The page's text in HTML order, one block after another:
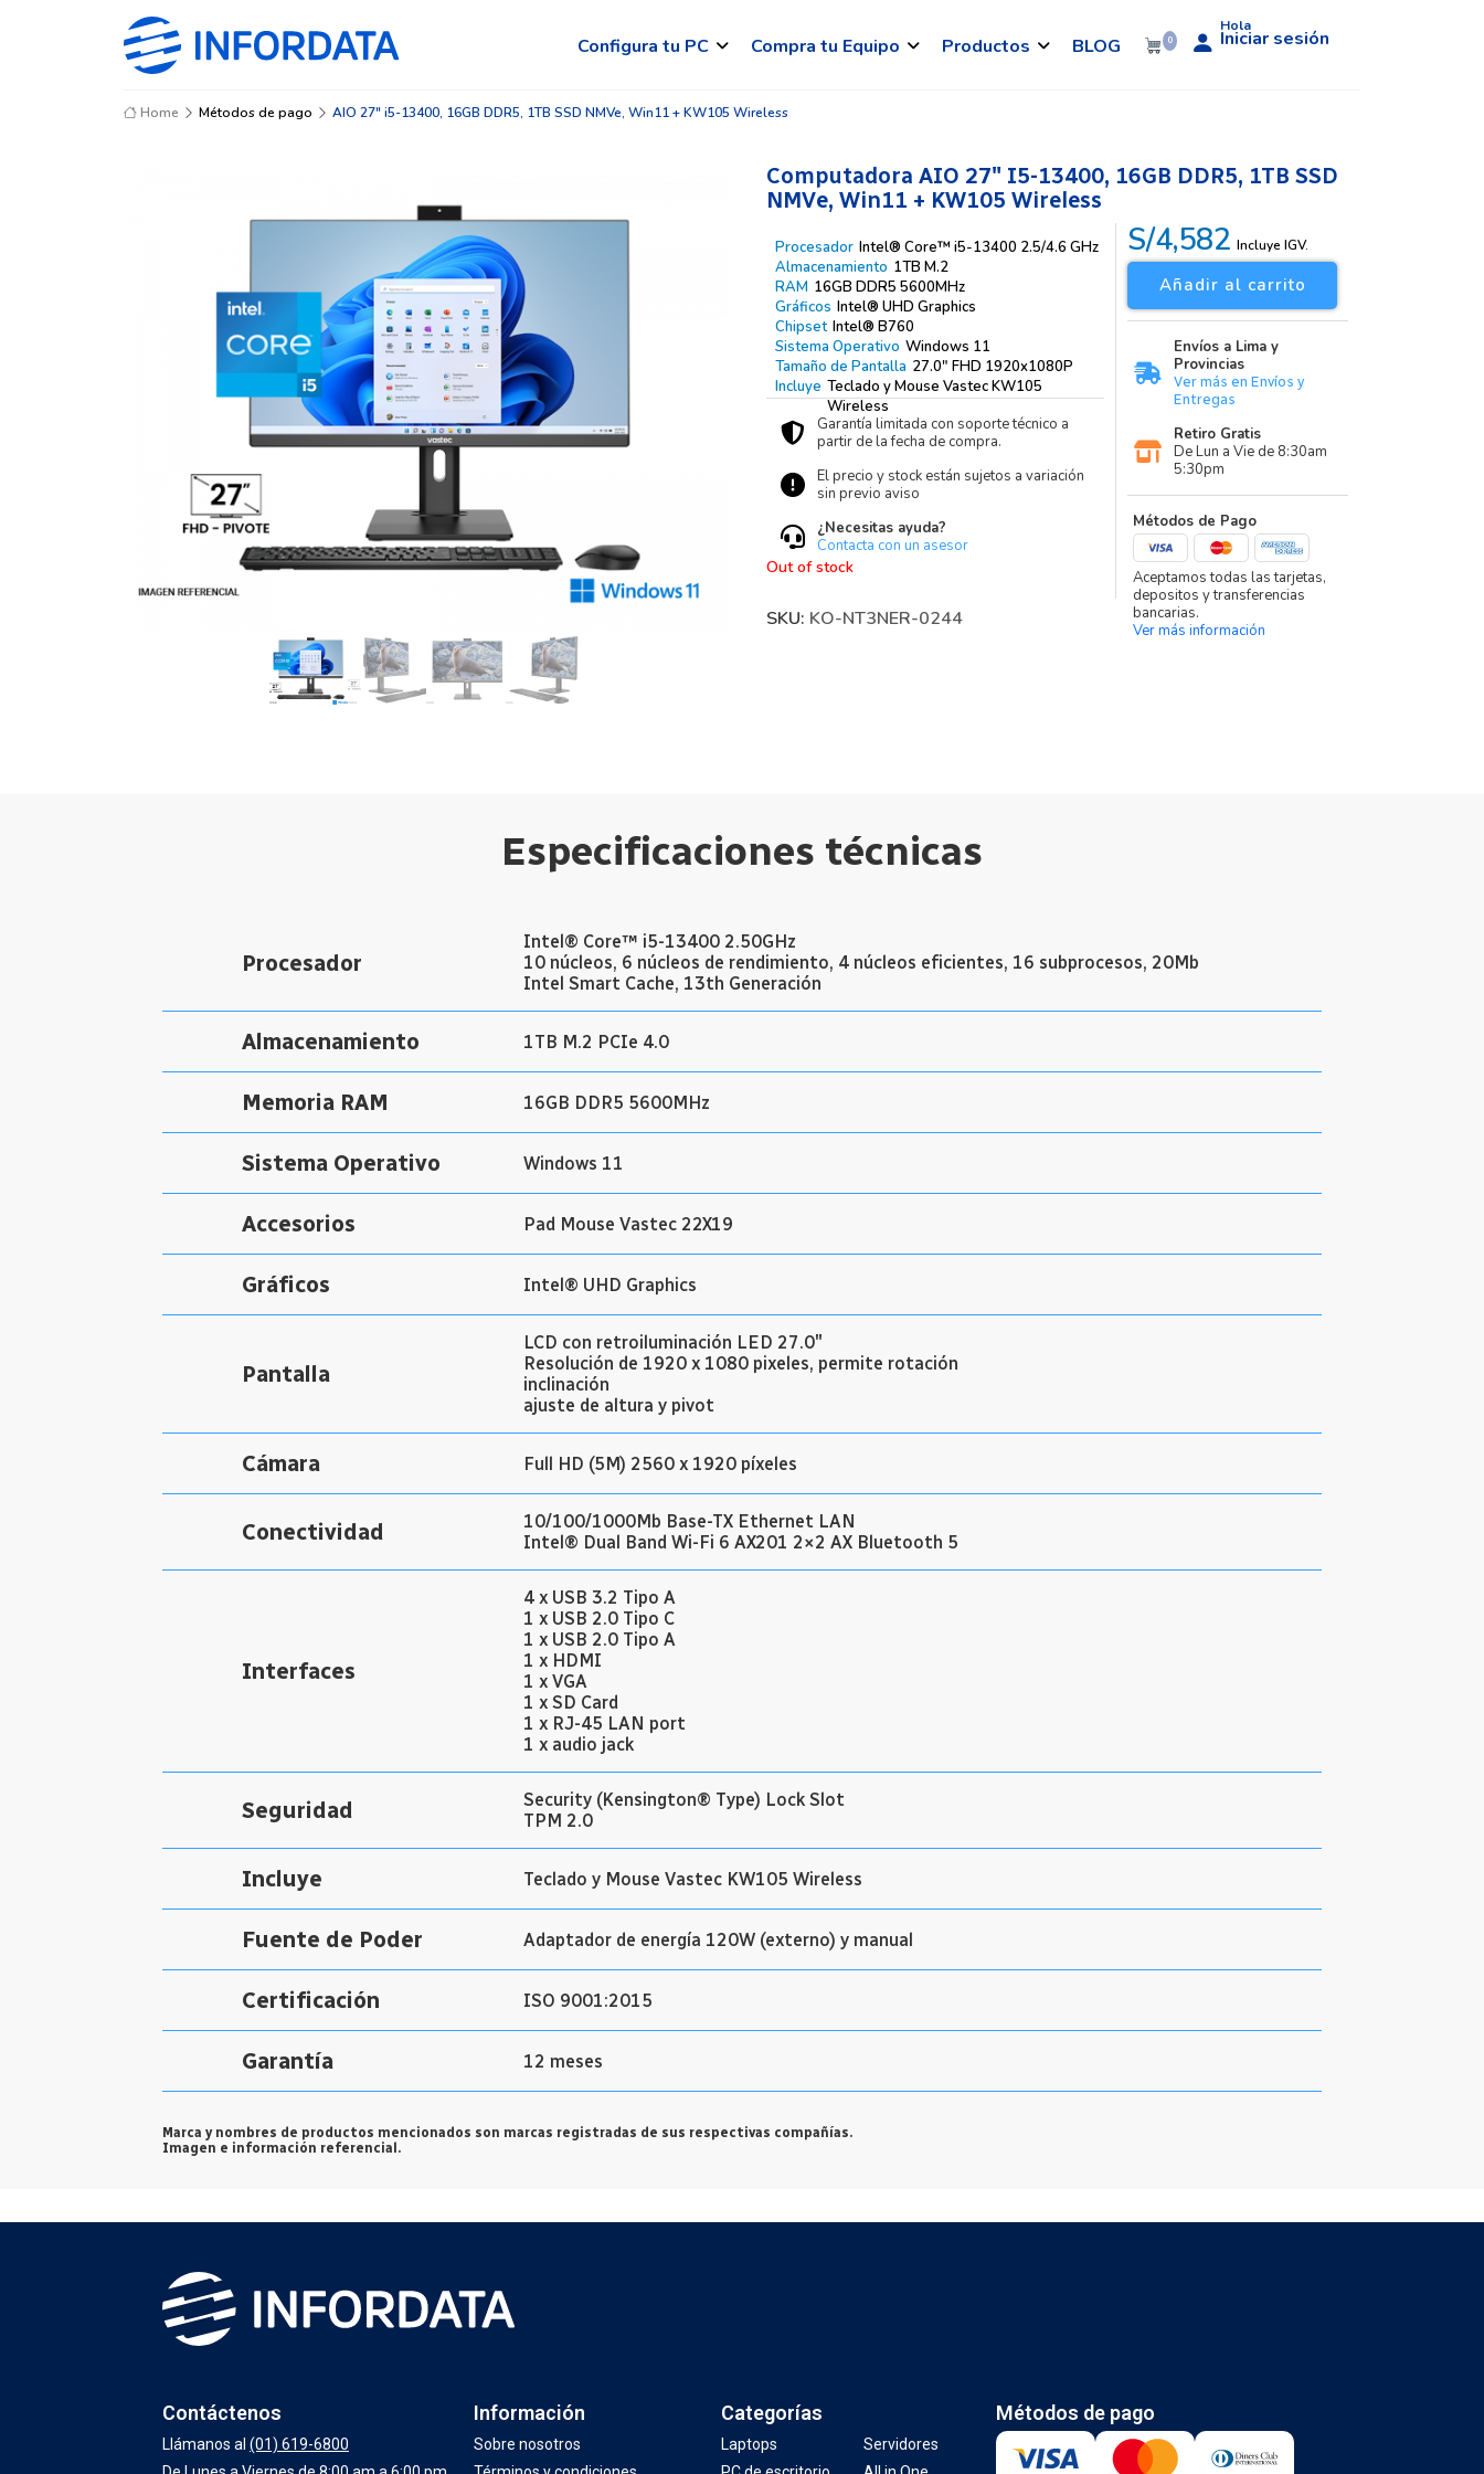
Configura tu PC Compra tu Equipo Productos BLOG 0
Hola
Iniciar sesión
Home Métodos de pago AIO 27" i5-13400, 16GB DDR5, 1TB SSD NMVe, Win11 + KW105 Wireless
Computadora AIO 27″ I5-13400, 16GB DDR5, 1TB SSD
NMVe, Win11 + KW105 Wireless
Procesador Intel® Core™ i5-13400 2.5/4.6 GHz
Almacenamiento 1TB M.2
RAM 16GB DDR5 5600MHz
Gráficos Intel® UHD Graphics
Chipset Intel® B760
Sistema Operativo Windows 11
Tamaño de Pantalla 27.0″ FHD 1920x1080P
Incluye Teclado y Mouse Vastec KW105
Wireless
Garantía limitada con soporte técnico a
partir de la fecha de compra.
El precio y stock están sujetos a variación
sin previo aviso
¿Necesitas ayuda?
Contacta con un asesor
S/4,582 Incluye IGV.
Añadir al carrito
Envíos a Lima y
Provincias
Ver más en Envíos y
Entregas
Retiro Gratis
De Lun a Vie de 8:30am
5:30pm
Métodos de Pago
Aceptamos todas las tarjetas,
depositos y transferencias
bancarias.
Ver más información
Out of stock
SKU: KO-NT3NER-0244
Especificaciones técnicas
Procesador
Intel® Core™ i5-13400 2.50GHz
10 núcleos, 6 núcleos de rendimiento, 4 núcleos eficientes, 16 subprocesos, 20Mb
Intel Smart Cache, 13th Generación
Almacenamiento 1TB M.2 PCIe 4.0
Memoria RAM 16GB DDR5 5600MHz
Sistema Operativo Windows 11
Accesorios Pad Mouse Vastec 22X19
Gráficos Intel® UHD Graphics
Pantalla
LCD con retroiluminación LED 27.0″
Resolución de 1920 x 1080 pixeles, permite rotación
inclinación
ajuste de altura y pivot
Cámara Full HD (5M) 2560 x 1920 píxeles
Conectividad
10/100/1000Mb Base-TX Ethernet LAN
Intel® Dual Band Wi-Fi 6 AX201 2×2 AX Bluetooth 5
Interfaces
4 x USB 3.2 Tipo A
1 x USB 2.0 Tipo C
1 x USB 2.0 Tipo A
1 x HDMI
1 x VGA
1 x SD Card
1 x RJ-45 LAN port
1 x audio jack
Seguridad
Security (Kensington® Type) Lock Slot
TPM 2.0
Incluye Teclado y Mouse Vastec KW105 Wireless
Fuente de Poder Adaptador de energía 120W (externo) y manual
Certificación ISO 9001:2015
Garantía 12 meses
Marca y nombres de productos mencionados son marcas registradas de sus respectivas compañías.
Imagen e información referencial.
Contáctenos
Llámanos al (01) 619-6800
Información
Sobre nosotros
Categorías
Laptops
Servidores
Métodos de pago